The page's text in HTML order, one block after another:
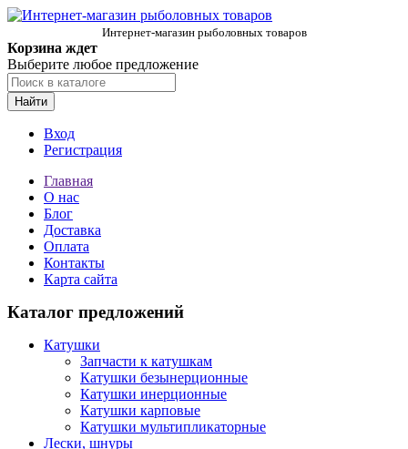
Интернет-магазин рыболовных товаров
Корзина ждет
Выберите любое предложение
Найти
Вход
Регистрация
Главная
О нас
Блог
Доставка
Оплата
Контакты
Карта сайта
Каталог предложений
Катушки
Запчасти к катушкам
Катушки безынерционные
Катушки инерционные
Катушки карповые
Катушки мультипликаторные
Лески, шнуры